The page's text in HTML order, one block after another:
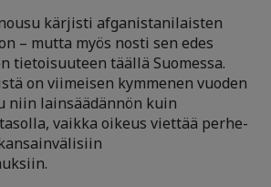
kärjisti afganistanilaisten
– mutta myös nosti sen edes
tietoisuuteen täällä Suomessa.
on viimeisen kymmenen vuoden
niin lainsäädännön kuin
vaikka oikeus viettää perhe-